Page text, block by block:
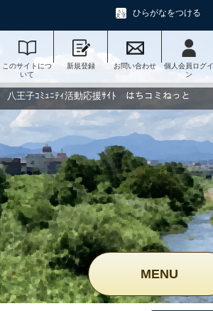
ひらがなをつける
このサイトにつ
いて
新規登録 お問い合わせ
個人会員ログイ
ン
八王子ｺﾐｭﾆﾃｨ活動応援ｻｲﾄ はちコミねっと
MENU